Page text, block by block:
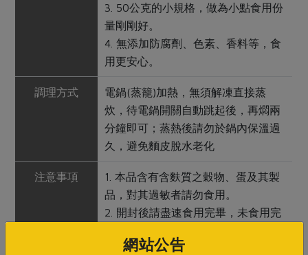
3. 50公克的小規格，做為小點食用份
量剛剛好。
4. 無添加防腐劑、色素、香料等，食
用更安心。
調理方式
電鍋(蒸籠)加熱，無須解凍直接蒸
炊，待電鍋開關自動跳起後，再燜兩
分鐘即可；蒸熱後請勿於鍋內保溫過
久，避免麵皮脫水老化
注意事項
1. 本品含有含麩質之穀物、蛋及其製
品，對其過敏者請勿食用。
2. 開封後請盡速食用完畢，未食用完
網站公告